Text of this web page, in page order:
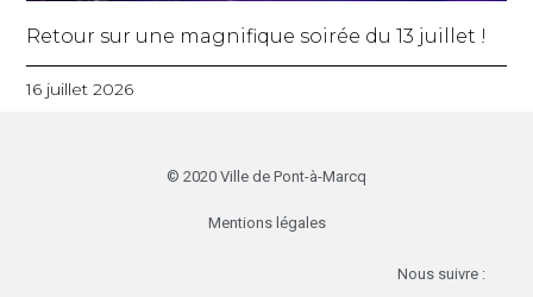
Retour sur une magnifique soirée du 13 juillet !
16 juillet 2026
© 2020 Ville de Pont-à-Marcq
Mentions légales
Nous suivre :